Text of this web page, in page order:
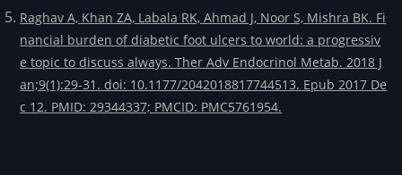
Raghav A, Khan ZA, Labala RK, Ahmad J, Noor S, Mishra BK. Fi
nancial burden of diabetic foot ulcers to world: a progressiv
e topic to discuss always. Ther Adv Endocrinol Metab. 2018 J
an;9(1):29-31. doi: 10.1177/2042018817744513. Epub 2017 De
c 12. PMID: 29344337; PMCID: PMC5761954.